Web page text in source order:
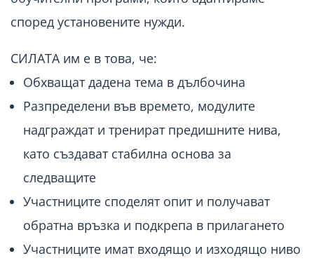
според установените нужди.
СИЛАТА им е в това, че:
Обхващат дадена тема в дълбочина
Разпределени във времето, модулите
надграждат и тренират предишните нива,
като създават стабилна основа за
следващите
Участниците споделят опит и получават
обратна връзка и подкрепа в прилагането
Участниците имат входящо и изходящо ниво